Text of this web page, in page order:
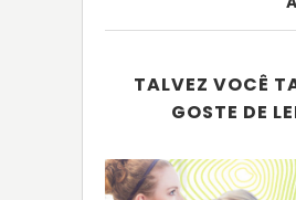
TALVEZ VOCÊ
GOSTE DE